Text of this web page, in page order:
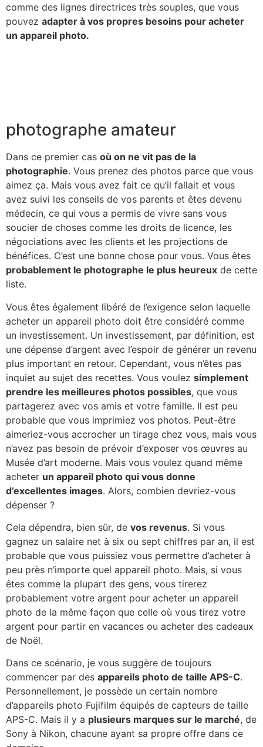
comme des lignes directrices très souples, que vous
pouvez adapter à vos propres besoins pour acheter
un appareil photo.
photographe amateur
Dans ce premier cas où on ne vit pas de la
photographie. Vous prenez des photos parce que vous
aimez ça. Mais vous avez fait ce qu’il fallait et vous
avez suivi les conseils de vos parents et êtes devenu
médecin, ce qui vous a permis de vivre sans vous
soucier de choses comme les droits de licence, les
négociations avec les clients et les projections de
bénéfices. C’est une bonne chose pour vous. Vous êtes
probablement le photographe le plus heureux de cette
liste.
Vous êtes également libéré de l’exigence selon laquelle
acheter un appareil photo doit être considéré comme
un investissement. Un investissement, par définition, est
une dépense d’argent avec l’espoir de générer un revenu
plus important en retour. Cependant, vous n’êtes pas
inquiet au sujet des recettes. Vous voulez simplement
prendre les meilleures photos possibles, que vous
partagerez avec vos amis et votre famille. Il est peu
probable que vous imprimiez vos photos. Peut-être
aimeriez-vous accrocher un tirage chez vous, mais vous
n’avez pas besoin de prévoir d’exposer vos œuvres au
Musée d’art moderne. Mais vous voulez quand même
acheter un appareil photo qui vous donne
d’excellentes images. Alors, combien devriez-vous
dépenser ?
Cela dépendra, bien sûr, de vos revenus. Si vous
gagnez un salaire net à six ou sept chiffres par an, il est
probable que vous puissiez vous permettre d’acheter à
peu près n’importe quel appareil photo. Mais, si vous
êtes comme la plupart des gens, vous tirerez
probablement votre argent pour acheter un appareil
photo de la même façon que celle où vous tirez votre
argent pour partir en vacances ou acheter des cadeaux
de Noël.
Dans ce scénario, je vous suggère de toujours
commencer par des appareils photo de taille APS-C.
Personnellement, je possède un certain nombre
d’appareils photo Fujifilm équipés de capteurs de taille
APS-C. Mais il y a plusieurs marques sur le marché, de
Sony à Nikon, chacune ayant sa propre offre dans ce